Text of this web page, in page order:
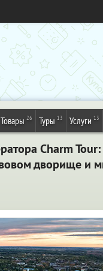
Товары 26 Туры 13 Услуги 13
Charm
дворище и